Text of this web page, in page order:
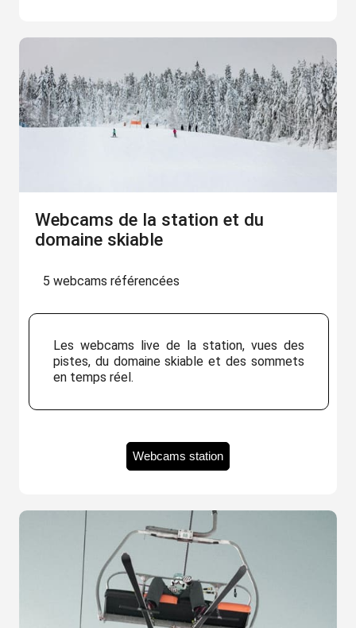
Webcams de la station et du
domaine skiable
5 webcams référencées
Les webcams live de la station, vues des
pistes, du domaine skiable et des sommets
en temps réel.
Webcams station